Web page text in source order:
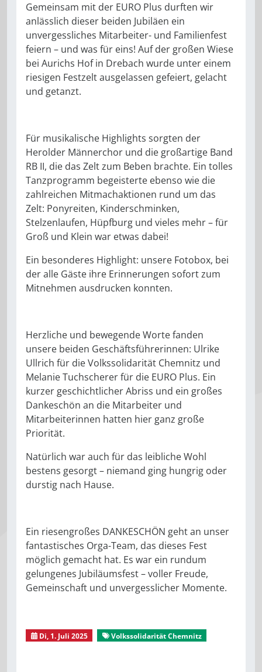
Gemeinsam mit der EURO Plus durften wir
anlässlich dieser beiden Jubiläen ein
unvergessliches Mitarbeiter- und Familienfest
feiern – und was für eins! Auf der großen Wiese
bei Aurichs Hof in Drebach wurde unter einem
riesigen Festzelt ausgelassen gefeiert, gelacht
und getanzt.
Für musikalische Highlights sorgten der
Herolder Männerchor und die großartige Band
RB II, die das Zelt zum Beben brachte. Ein tolles
Tanzprogramm begeisterte ebenso wie die
zahlreichen Mitmachaktionen rund um das
Zelt: Ponyreiten, Kinderschminken,
Stelzenlaufen, Hüpfburg und vieles mehr – für
Groß und Klein war etwas dabei!
Ein besonderes Highlight: unsere Fotobox, bei
der alle Gäste ihre Erinnerungen sofort zum
Mitnehmen ausdrucken konnten.
Herzliche und bewegende Worte fanden
unsere beiden Geschäftsführerinnen: Ulrike
Ullrich für die Volkssolidarität Chemnitz und
Melanie Tuchscherer für die EURO Plus. Ein
kurzer geschichtlicher Abriss und ein großes
Dankeschön an die Mitarbeiter und
Mitarbeiterinnen hatten hier ganz große
Priorität.
Natürlich war auch für das leibliche Wohl
bestens gesorgt – niemand ging hungrig oder
durstig nach Hause.
Ein riesengroßes DANKESCHÖN geht an unser
fantastisches Orga-Team, das dieses Fest
möglich gemacht hat. Es war ein rundum
gelungenes Jubiläumsfest – voller Freude,
Gemeinschaft und unvergesslicher Momente.
Di, 1. Juli 2025 Volkssolidarität Chemnitz